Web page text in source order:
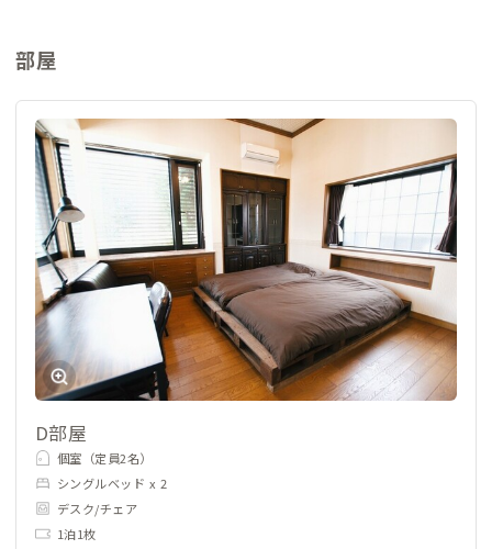
部屋
D部屋
個室（定員2名）
シングルベッド x 2
デスク/チェア
1泊1枚